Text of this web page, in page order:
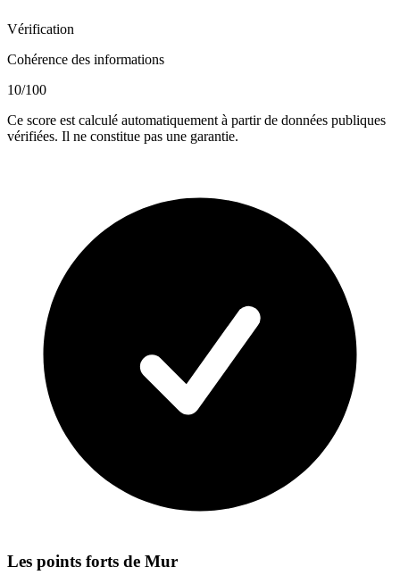
Vérification
Cohérence des informations
10/100
Ce score est calculé automatiquement à partir de données publiques
vérifiées. Il ne constitue pas une garantie.
Les points forts de Mur